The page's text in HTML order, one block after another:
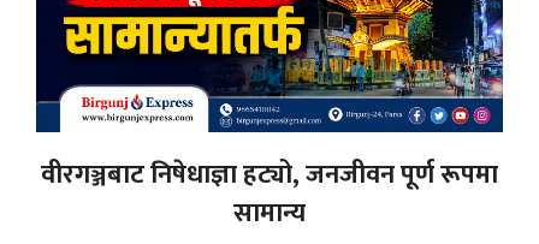
वीरगञ्जबाट निषेधाज्ञा हट्यो, जनजीवन पूर्ण रूपमा
सामान्य